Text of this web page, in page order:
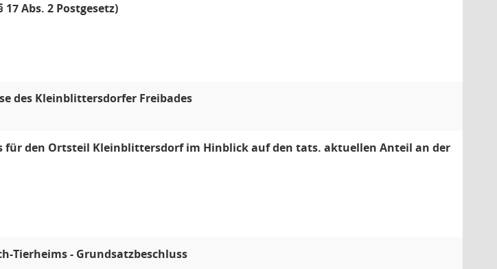
Abs. 2 Postgesetz)
des Kleinblittersdorfer Freibades
für den Ortsteil Kleinblittersdorf im Hinblick auf den tats. aktuellen Anteil an der
Tierheims - Grundsatzbeschluss